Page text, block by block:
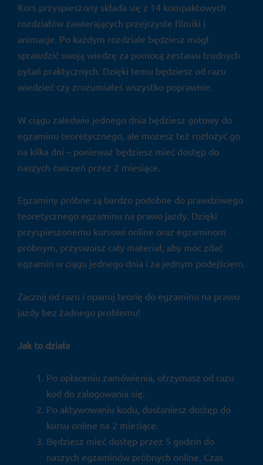
Kurs przyspieszony składa się z 14 kompaktowych
rozdziałów zawierających przejrzyste filmiki i
animacje. Po każdym rozdziale będziesz mógł
sprawdzić swoją wiedzę za pomocą zestawu trudnych
pytań praktycznych. Dzięki temu będziesz od razu
wiedzieć czy zrozumiałeś wszystko poprawnie.
W ciągu zaledwie jednego dnia będziesz gotowy do
egzaminu teoretycznego, ale możesz też rozłożyć go
na kilka dni – ponieważ będziesz mieć dostęp do
naszych ćwiczeń przez 2 miesiące.
Egzaminy próbne są bardzo podobne do prawdziwego
teoretycznego egzaminu na prawo jazdy. Dzięki
przyspieszonemu kursowi online oraz egzaminom
próbnym, przyswoisz cały materiał, aby móc zdać
egzamin w ciągu jednego dnia i za jednym podejściem.
Zacznij od razu i opanuj teorię do egzaminu na prawo
jazdy bez żadnego problemu!
Jak to działa
Po opłaceniu zamówienia, otrzymasz od razu
kod do zalogowania się.
Po aktywowaniu kodu, dostaniesz dostęp do
kursu online na 2 miesiące.
Będziesz mieć dostęp przez 5 godzin do
naszych egzaminów próbnych online. Czas